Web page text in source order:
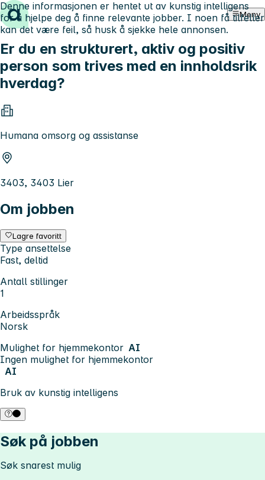
Hopp til innhold Meny
Er du en strukturert, aktiv og positiv
person som trives med en innholdsrik
hverdag?
Humana omsorg og assistanse
3403, 3403 Lier
Om jobben
Lagre favoritt
Type ansettelse
Fast, deltid
Antall stillinger
1
Arbeidsspråk
Norsk
Mulighet for hjemmekontor AI
Ingen mulighet for hjemmekontor
AI
Bruk av kunstig intelligens
Denne informasjonen er hentet ut av kunstig intelligens
for å hjelpe deg å finne relevante jobber. I noen få tilfeller
kan det være feil, så husk å sjekke hele annonsen.
Søk på jobben
Søk snarest mulig